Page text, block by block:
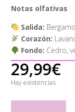
Notas olfativas
Salida:
Corazón:
Fondo: Cedro,
29,99€
Hay existencias